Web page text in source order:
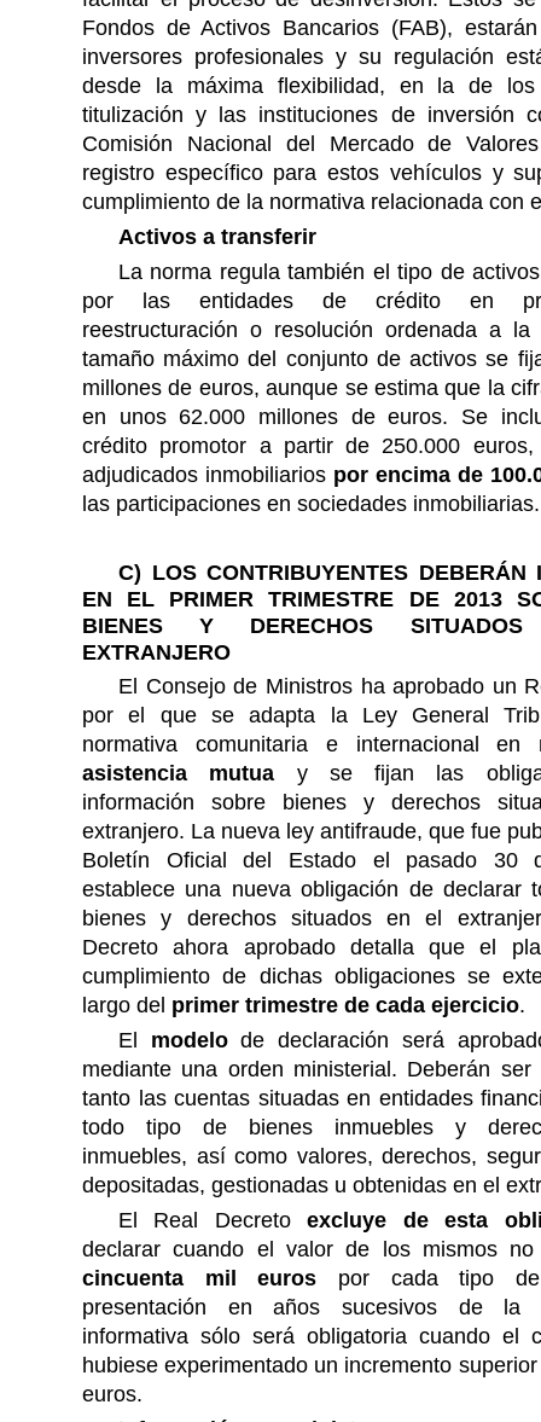
Fondos de Activos Bancarios (FAB),
inversores profesionales y su regulación
desde la máxima flexibilidad, en la de
titulización y las instituciones de inversión
Comisión Nacional del Mercado de
registro específico para estos vehículos y
cumplimiento de la normativa relacionada con
Activos a transferir
La norma regula también el tipo de
por las entidades de crédito en
reestructuración o resolución ordenada a la
tamaño máximo del conjunto de activos se
millones de euros, aunque se estima que la
en unos 62.000 millones de euros. Se
crédito promotor a partir de 250.000
adjudicados inmobiliarios por encima de
las participaciones en sociedades inmobiliarias.
C) LOS CONTRIBUYENTES DEBERÁN
EN EL PRIMER TRIMESTRE
DE 2013
BIENES Y DERECHOS
EXTRANJERO
El Consejo de Ministros ha aprobado un
por el que se adapta la Ley General
normativa comunitaria e internacional en
asistencia mutua y se fijan las
información sobre bienes y derechos
extranjero. La nueva ley antifraude, que fue
Boletín Oficial del Estado el pasado 30
establece una nueva obligación de declarar
bienes y derechos situados en el
Decreto ahora aprobado detalla que el
cumplimiento de dichas obligaciones se
largo del primer trimestre de cada ejercicio.
El modelode declaración será
mediante una orden ministerial. Deberán ser
tanto las cuentas situadas en entidades
todo tipo de bienes inmuebles y
inmuebles, así como valores, derechos,
depositadas, gestionadas u obtenidas en el
El Real Decretoexcluye de esta
declarar cuando el valor de los mismos
cincuenta mil euros por cada tipo
presentación en años sucesivos de la
informativa sólo será obligatoria cuando el
hubiese experimentado un incremento
euros.